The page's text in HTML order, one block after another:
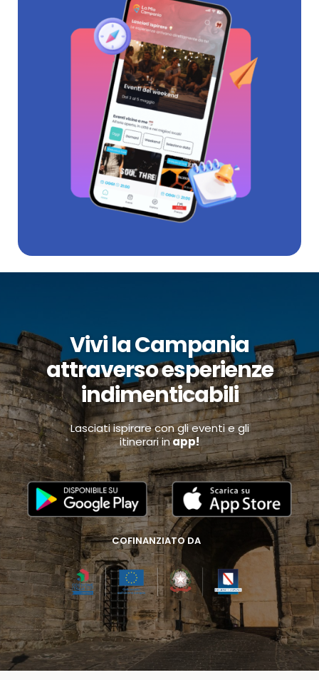
Vivi la Campania
attraverso esperienze
indimenticabili
Lasciati ispirare con gli eventi e gli
itinerari inapp!
COFINANZIATO DA